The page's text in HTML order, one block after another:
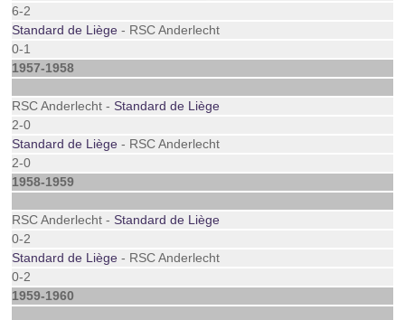
6-2
Standard de Liège - RSC Anderlecht
0-1
1957-1958
RSC Anderlecht -Standard de Liège
2-0
Standard de Liège - RSC Anderlecht
2-0
1958-1959
RSC Anderlecht -Standard de Liège
0-2
Standard de Liège - RSC Anderlecht
0-2
1959-1960